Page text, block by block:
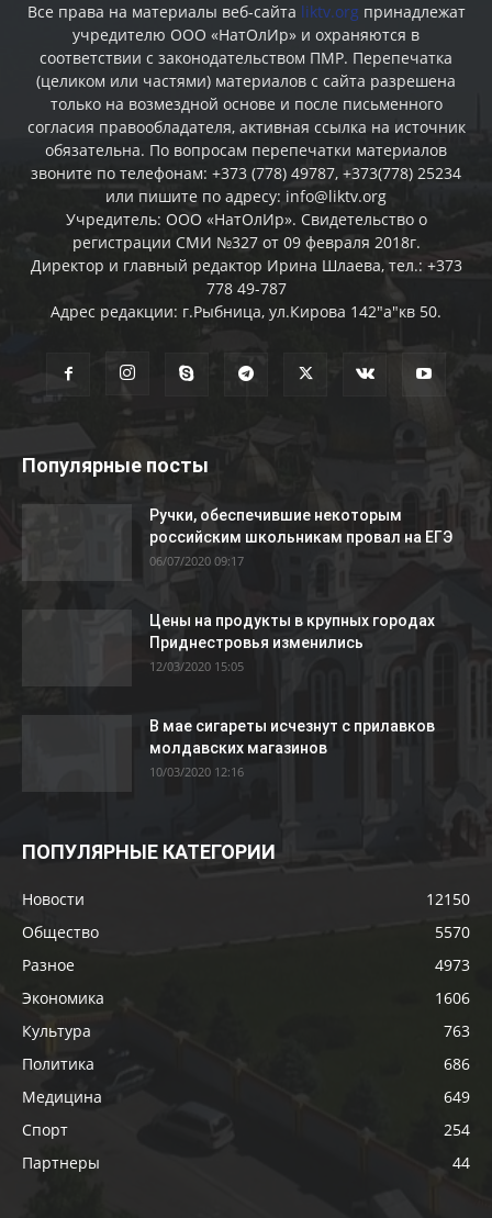
Все права на материалы веб-сайта liktv.org принадлежат
учредителю ООО «НатОлИр» и охраняются в
соответствии с законодательством ПМР. Перепечатка
(целиком или частями) материалов c сайта разрешена
только на возмездной основе и после письменного
согласия правообладателя, активная ссылка на источник
обязательна. По вопросам перепечатки материалов
звоните по телефонам: +373 (778) 49787, +373(778) 25234
или пишите по адресу: info@liktv.org
Учредитель: ООО «НатОлИр». Свидетельство о
регистрации СМИ №327 от 09 февраля 2018г.
Директор и главный редактор Ирина Шлаева, тел.: +373
778 49-787
Адрес редакции: г.Рыбница, ул.Кирова 142"а"кв 50.
Популярные посты
Ручки, обеспечившие некоторым
российским школьникам провал на ЕГЭ
06/07/2020 09:17
Цены на продукты в крупных городах
Приднестровья изменились
12/03/2020 15:05
В мае сигареты исчезнут с прилавков
молдавских магазинов
10/03/2020 12:16
ПОПУЛЯРНЫЕ КАТЕГОРИИ
Новости
12150
Общество
5570
Разное
4973
Экономика
1606
Культура
763
Политика
686
Медицина
649
Спорт
254
Партнеры
44